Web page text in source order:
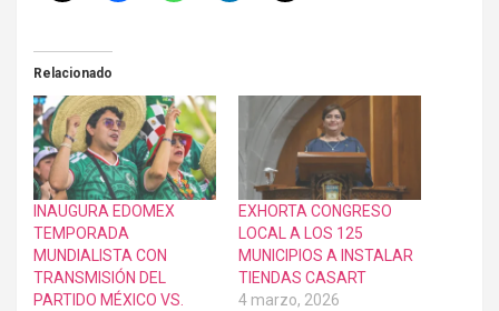
Relacionado
INAUGURA EDOMEX
TEMPORADA
MUNDIALISTA CON
TRANSMISIÓN DEL
PARTIDO MÉXICO VS.
EXHORTA CONGRESO
LOCAL A LOS 125
MUNICIPIOS A INSTALAR
TIENDAS CASART
4 marzo, 2026